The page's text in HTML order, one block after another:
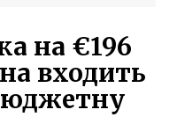
на €196
входить